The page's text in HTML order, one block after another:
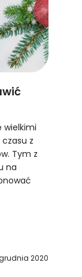
wielkimi
z
Tym z
na
2020